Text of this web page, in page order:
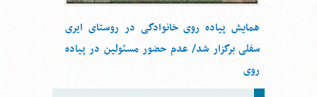
همایش پیاده روی خانوادگی در روستای ایری
سفلی برگزار شد/ عدم حضور مسئولین در پیاده
روی